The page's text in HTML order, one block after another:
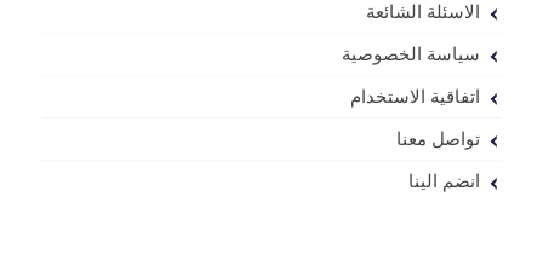
الاسئلة الشائعة
سياسة الخصوصية
اتفاقية الاستخدام
تواصل معنا
انضم الينا